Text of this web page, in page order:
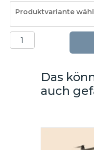
Produktvariante
Inbetriebnahme
Service
EnterpriseDas
auch